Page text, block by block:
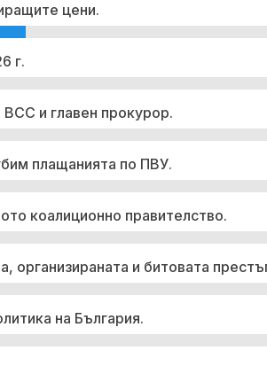
цени.
г.
и главен прокурор.
плащанията по ПВУ.
коалиционно правителство.
организираната и битовата
на България.